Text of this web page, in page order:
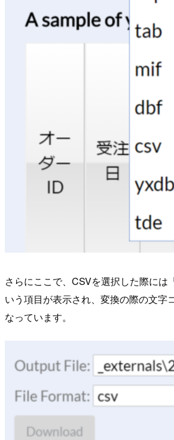
さらにここで、CSVを選択した際には
いう項目が表示され、変換の際の文字
なっています。